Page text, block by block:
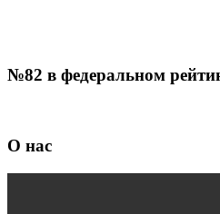
№82 в федеральном
О нас